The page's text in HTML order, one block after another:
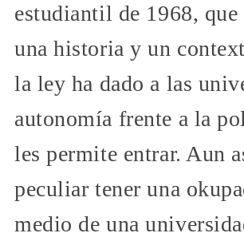
estudiantil de 1968, que
una historia y un
la ley ha dado a las
autonomía frente a la
les permite entrar. Aun
peculiar tener una
medio de una